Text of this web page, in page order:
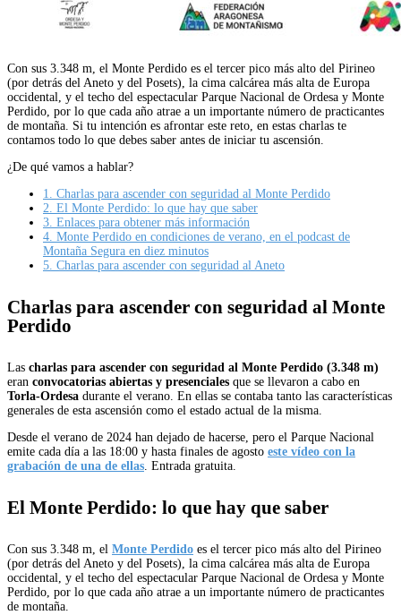
Con sus 3.348 m, el Monte Perdido es el tercer pico más alto del Pirineo
(por detrás del Aneto y del Posets), la cima calcárea más alta de Europa
occidental, y el techo del espectacular Parque Nacional de Ordesa y Monte
Perdido, por lo que cada año atrae a un importante número de practicantes
de montaña. Si tu intención es afrontar este reto, en estas charlas te
contamos todo lo que debes saber antes de iniciar tu ascensión.
¿De qué vamos a hablar?
1. Charlas para ascender con seguridad al Monte Perdido
2. El Monte Perdido: lo que hay que saber
3. Enlaces para obtener más información
4. Monte Perdido en condiciones de verano, en el podcast de
Montaña Segura en diez minutos
5. Charlas para ascender con seguridad al Aneto
Charlas para ascender con seguridad al Monte
Perdido
Las charlas para ascender con seguridad al Monte Perdido (3.348 m)
eran convocatorias abiertas y presenciales que se llevaron a cabo en
Torla-Ordesa durante el verano. En ellas se contaba tanto las características
generales de esta ascensión como el estado actual de la misma.
Desde el verano de 2024 han dejado de hacerse, pero el Parque Nacional
emite cada día a las 18:00 y hasta finales de agosto este vídeo con la
grabación de una de ellas. Entrada gratuita.
El Monte Perdido: lo que hay que saber
Con sus 3.348 m, el Monte Perdido es el tercer pico más alto del Pirineo
(por detrás del Aneto y del Posets), la cima calcárea más alta de Europa
occidental, y el techo del espectacular Parque Nacional de Ordesa y Monte
Perdido, por lo que cada año atrae a un importante número de practicantes
de montaña.